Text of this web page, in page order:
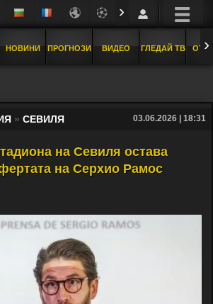
›
НОВИНИ ПРОГНОЗИ ВИДЕО ГЛЕДАЙ ТВ ›
» СЕВИЛЯ 03.06.2026 | 18:31
на Севиля остава
на Серхио Рамос